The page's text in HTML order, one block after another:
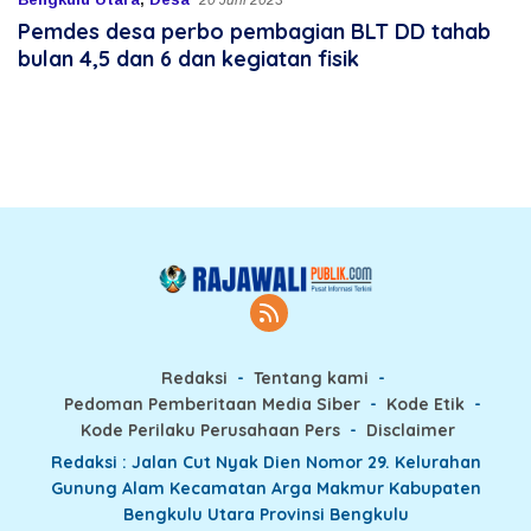
Pemdes desa perbo pembagian BLT DD tahab
bulan 4,5 dan 6 dan kegiatan fisik
Redaksi
Tentang kami
Pedoman Pemberitaan Media Siber
Kode Etik
Kode Perilaku Perusahaan Pers
Disclaimer
Redaksi : Jalan Cut Nyak Dien Nomor 29. Kelurahan
Gunung Alam Kecamatan Arga Makmur Kabupaten
Bengkulu Utara Provinsi Bengkulu